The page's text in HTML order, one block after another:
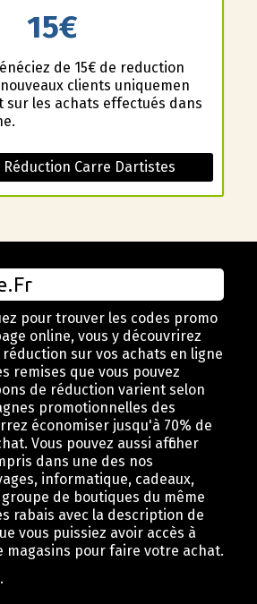
15€
de 15€ de reduction
clients uniquemen
sur les achats effectués dans
Réduction Carre Dartistes
pour trouver les codes promo
online, vous y découvrirez
sur vos achats en ligne
remises que vous pouvez
de réduction varient selon
promotionnelles des
économiser jusqu'à 70% de
Vous pouvez aussi afficher
dans une des nos
informatique, cadeaux,
de boutiques du même
rabais avec la description de
vous puissiez avoir accès à
magasins pour faire votre achat.
.